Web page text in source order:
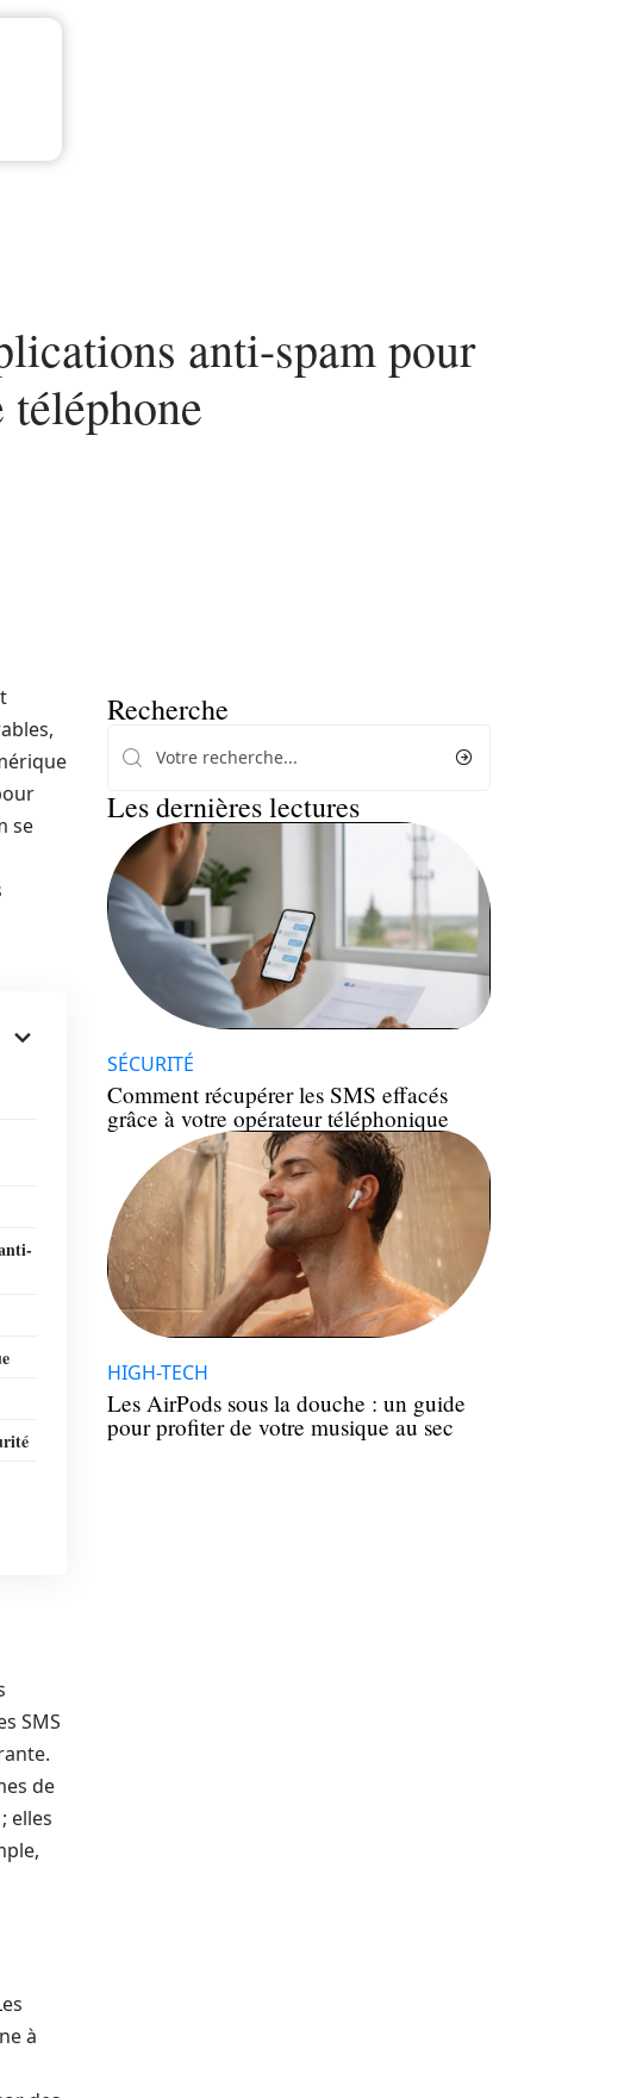
anti-spam pour
se
SMS
de
elles
à
Recherche
Les dernières lectures
SÉCURITÉ
Comment récupérer les SMS effacés
grâce à votre opérateur téléphonique
HIGH-TECH
Les AirPods sous la douche : un guide
pour profiter de votre musique au sec